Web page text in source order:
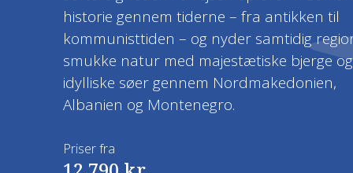
Efterårsrejser
Vinterrejser
Kaukasus
Mellemamerika
Mellemøsten
Nordamerika
Kulturrejser
Naturrejser
CSR og bæredygtighed
Fordele
Forsikring
Nyhedsbrev
Hoteller og overnatning
historie gennem tiderne – fra antikken til
kommunisttiden – og nyder samtidig
smukke natur med majestætiske bjerge og
idylliske søer gennem Nordmakedonien,
Albanien og Montenegro.
Priser fra